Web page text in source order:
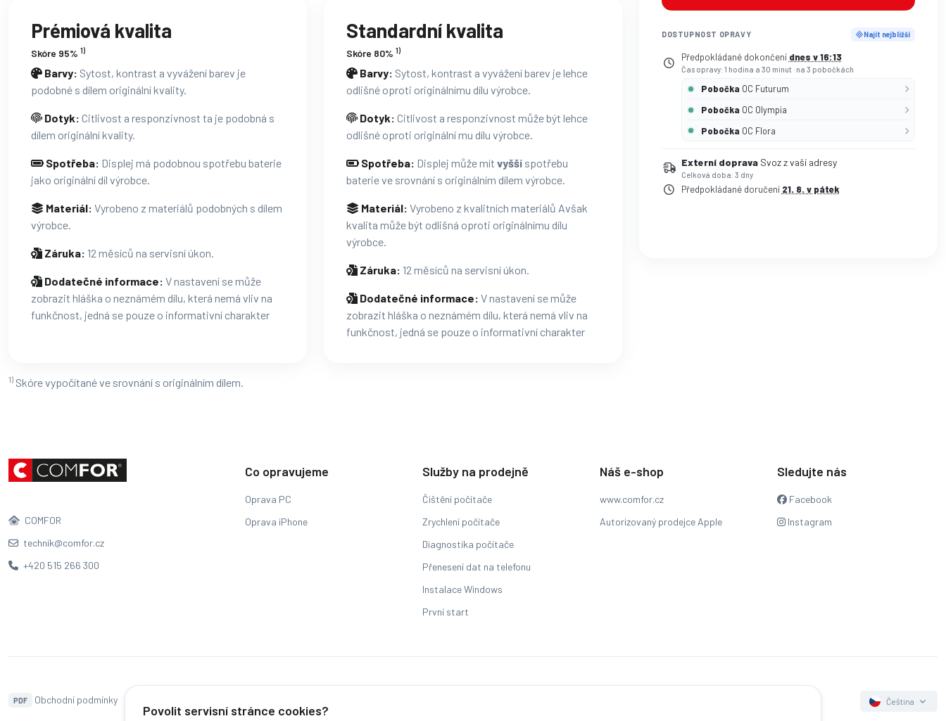
Prémiová kvalita
Skóre 95% 1)
Barvy: Sytost, kontrast a vyvážení barev je
podobné s dílem originální kvality.
Dotyk: Citlivost a responzivnost ta je podobná s
dílem originální kvality.
Spotřeba: Displej má podobnou spotřebu baterie
jako originální díl výrobce.
Materiál: Vyrobeno z materiálů podobných s dílem
výrobce.
Záruka: 12 měsíců na servisní úkon.
Dodatečné informace: V nastavení se může
zobrazit hláška o neznámém dílu, která nemá vliv na
funkčnost, jedná se pouze o informativní charakter
Standardní kvalita
Skóre 80% 1)
Barvy: Sytost, kontrast a vyvážení barev je lehce
odlišné oproti originálnímu dílu výrobce.
Dotyk: Citlivost a responzivnost může být lehce
odlišné oproti originální mu dílu výrobce.
Spotřeba: Displej může mít vyšší spotřebu
baterie ve srovnání s originálním dílem výrobce.
Materiál: Vyrobeno z kvalitních materiálů Avšak
kvalita může být odlišná oproti originálnímu dílu
výrobce.
Záruka: 12 měsíců na servisní úkon.
Dodatečné informace: V nastavení se může
zobrazit hláška o neznámém dílu, která nemá vliv na
funkčnost, jedná se pouze o informativní charakter
1) Skóre vypočítané ve srovnání s originálním dílem.
DOSTUPNOST OPRAVY Najít nejbližší
Předpokládané dokončení dnes v 16:13
Čas opravy: 1 hodina a 30 minut · na 3 pobočkách
Pobočka OC Futurum
Pobočka OC Olympia
Pobočka OC Flora
Externí doprava Svoz z vaší adresy
Celková doba: 3 dny
Předpokládané doručení 21. 8. v pátek
Povolit servisní stránce cookies?
COMFOR
technik@comfor.cz
+420 515 266 300
Co opravujeme
Oprava PC
Oprava iPhone
Služby na prodejně
Čištění počítače
Zrychlení počítače
Diagnostika počítače
Přenesení dat na telefonu
Instalace Windows
První start
Náš e-shop
www.comfor.cz
Autorizovaný prodejce Apple
Sledujte nás
Facebook
Instagram
PDF Obchodní podmínky Čeština